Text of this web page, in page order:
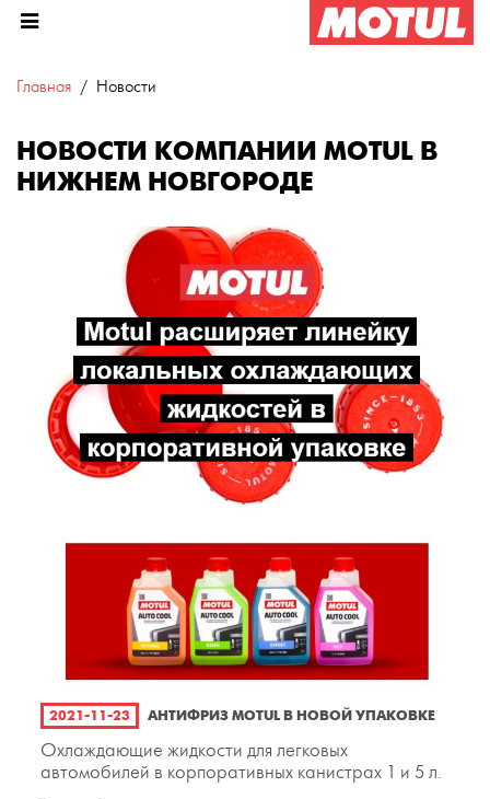
Главная Новости
НОВОСТИ КОМПАНИИ MOTUL В
НИЖНЕМ НОВГОРОДЕ
2021-11-23 АНТИФРИЗ MOTUL В НОВОЙ УПАКОВКЕ
Охлаждающие жидкости для легковых
автомобилей в корпоративных канистрах 1 и 5 л.